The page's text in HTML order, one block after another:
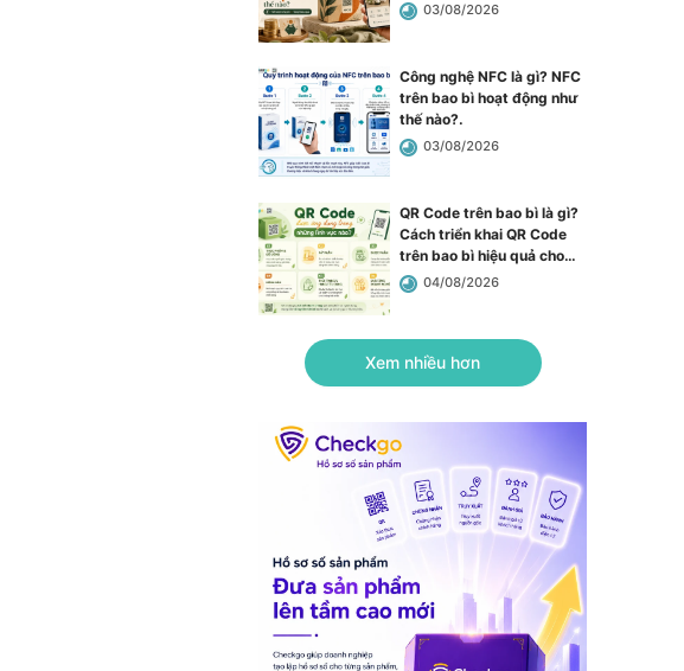
03/08/2026
Công nghệ NFC là gì? NFC
trên bao bì hoạt động như
thế nào?.
03/08/2026
QR Code trên bao bì là gì?
Cách triển khai QR Code
trên bao bì hiệu quả cho
doanh nghiệp.
04/08/2026
Xem nhiều hơn